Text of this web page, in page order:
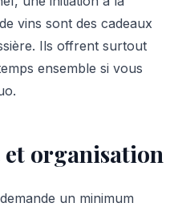
vins sont des cadeaux
Ils offrent surtout
ensemble si vous
et organisation
un minimum